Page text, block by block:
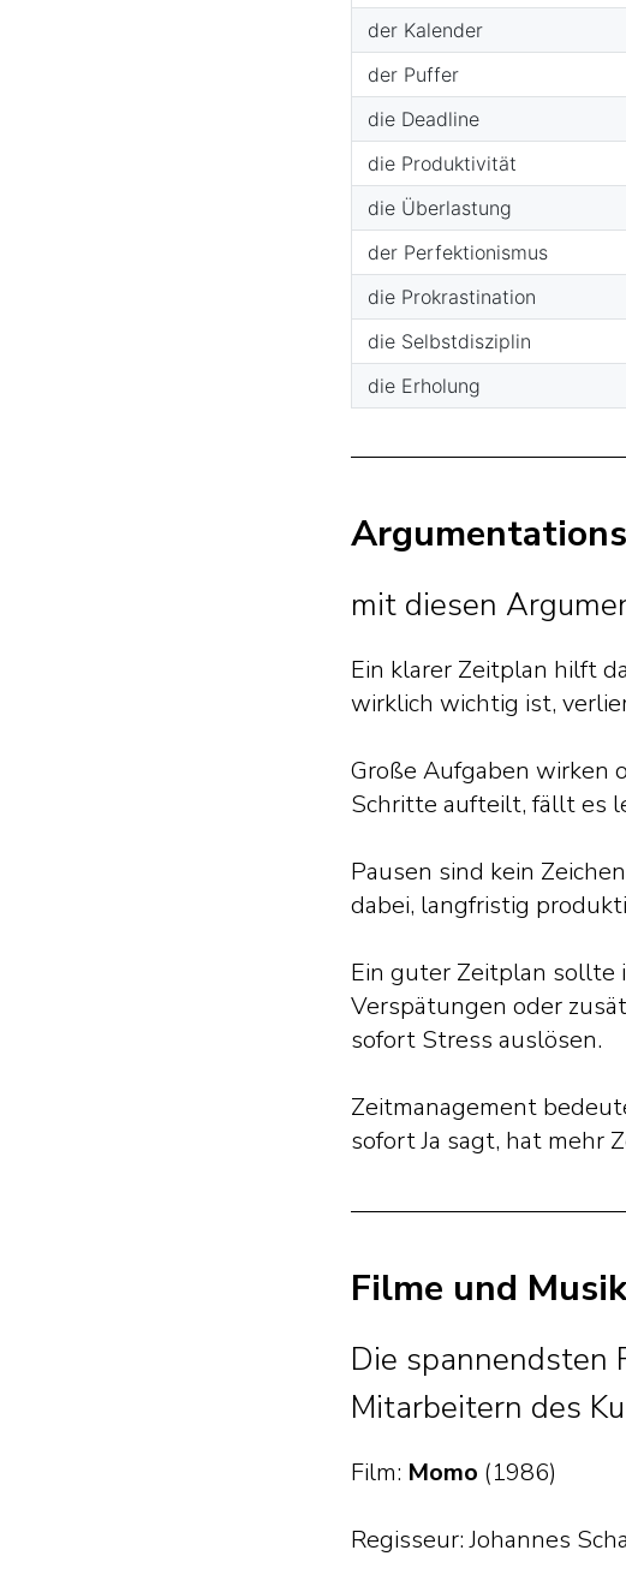
mit diesen
Ein klarer Zeitplan hilft
wirklich wichtig ist,
Große Aufgaben wirken
Schritte aufteilt, fällt es
Pausen sind kein
dabei, langfristig
Ein guter Zeitplan sollte
Verspätungen oder
sofort Stress auslösen.
Zeitmanagement
sofort Ja sagt, hat mehr
Filme und
Die spannendsten
Mitarbeitern des
Film: Momo (1986)
Regisseur: Johannes